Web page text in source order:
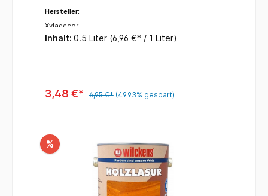
Farbton: farblos Inhalt: 500ml Entfernt
Verschmutzungen wirkungsvoll, pflegt das
Holz mit Orangenöl und Wachs, einfache
Hersteller:
Xyladecor
Inhalt: 0.5 Liter (6,96 €* / 1 Liter)
3,48 €* 6,95 €* (49.93% gespart)
%